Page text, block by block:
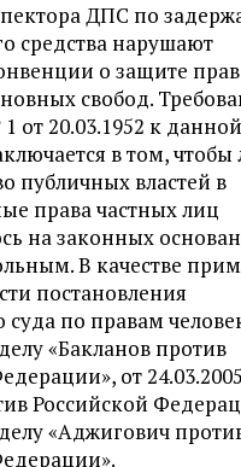
ДПС по
средства нарушают
о защите прав
свобод.
от 20.03.1952 к данной
в том, чтобы
публичных властей в
права частных лиц
на законных
В качестве
постановления
суда по правам
«Бакланов против
от
Российской
«Аджигович